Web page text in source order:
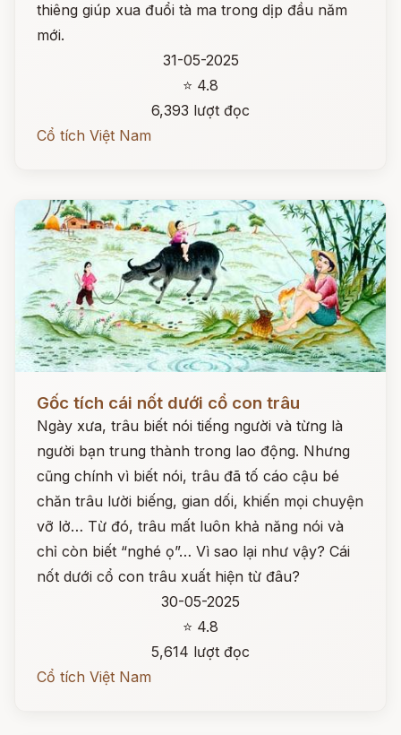
thiêng giúp xua đuổi tà ma trong dịp đầu năm
mới.
31-05-2025
⭐ 4.8
6,393 lượt đọc
Cổ tích Việt Nam
Đọc ngay
Gốc tích cái nốt dưới cổ con trâu
Ngày xưa, trâu biết nói tiếng người và từng là
người bạn trung thành trong lao động. Nhưng
cũng chính vì biết nói, trâu đã tố cáo cậu bé
chăn trâu lười biếng, gian dối, khiến mọi chuyện
vỡ lở… Từ đó, trâu mất luôn khả năng nói và
chỉ còn biết “nghé ọ”… Vì sao lại như vậy? Cái
nốt dưới cổ con trâu xuất hiện từ đâu?
30-05-2025
⭐ 4.8
5,614 lượt đọc
Cổ tích Việt Nam